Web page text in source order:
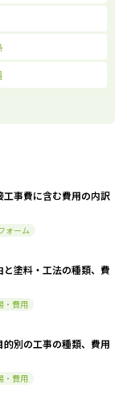
事費に含む費用の内訳
ォーム
塗料・工法の種類、費
・費用
別の工事の種類、費用
・費用